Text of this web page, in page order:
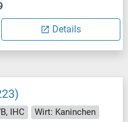
Details
IHC
Wirt: Kaninchen